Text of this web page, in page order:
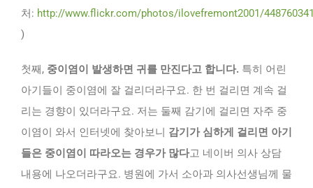
처: http://www.flickr.com/photos/ilovefremont2001/
)
첫째, 중이염이 발생하면 귀를 만진다고 합니다. 특히 어린
아기들이 중이염에 잘 걸리더라구요. 한 번 걸리면 계속 걸
리는 경향이 있더라구요. 저는 둘째 감기에 걸리면 자주 중
이염이 와서 인터넷에 찾아보니 감기가 심하게 걸리면 아기
들은 중이염이 따라오는 경우가 많다고 네이버 의사 상담
내용에 나오더라구요. 병원에 가서 소아과 의사선생님께 물